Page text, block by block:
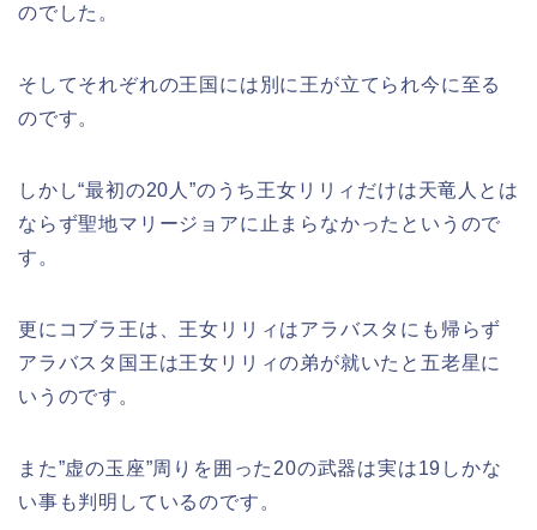
のでした。
そしてそれぞれの王国には別に王が立てられ今に至る
のです。
しかし“最初の20人”のうち王女リリィだけは天竜人とは
ならず聖地マリージョアに止まらなかったというので
す。
更にコブラ王は、王女リリィはアラバスタにも帰らず
アラバスタ国王は王女リリィの弟が就いたと五老星に
いうのです。
また”虚の玉座”周りを囲った20の武器は実は19しかな
い事も判明しているのです。